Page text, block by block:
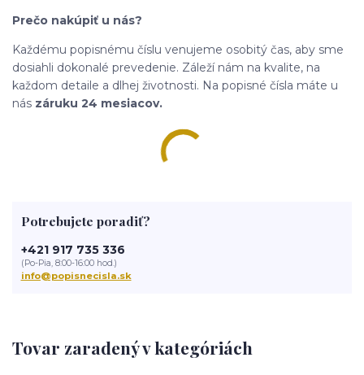
Prečo nakúpiť u nás?
Každému popisnému číslu venujeme osobitý čas, aby sme
dosiahli dokonalé prevedenie. Záleží nám na kvalite, na
každom detaile a dlhej životnosti. Na popisné čísla máte u
nás záruku 24 mesiacov.
Tovar zaradený v kategóriách
Potrebujete poradiť?
+421 917 735 336
(Po-Pia, 8:00-16:00 hod.)
info@popisnecisla.sk